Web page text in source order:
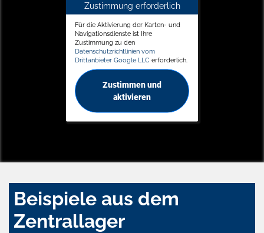
Zustimmung erforderlich
Für die Aktivierung der Karten- und
Navigationsdienste ist Ihre
Zustimmung zu den
Datenschutzrichtlinien vom
Drittanbieter Google LLC erforderlich.
Zustimmen und
aktivieren
Beispiele aus dem
Zentrallager